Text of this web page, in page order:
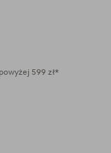
599 zł*